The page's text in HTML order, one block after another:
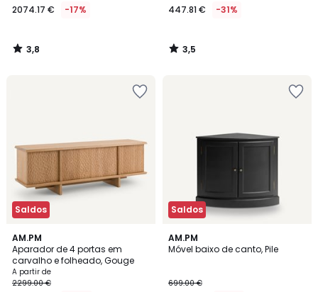
2074.17 € -17%
3,8
/
447.81 € -31%
3,5
/
Saldos
AM.PM
Aparador de 4 portas em
carvalho e folheado, Gouge
A partir de
2299.00 €
5
/
5
2
Cores
Saldos
AM.PM
Móvel baixo de canto, Pile
699.00 €
4,7
/ 5